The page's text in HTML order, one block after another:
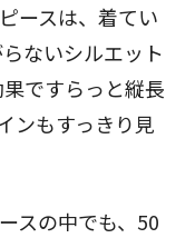
ースは、着てい
ないシルエット
ですらっと縦長
ンもすっきり見
スの中でも、50